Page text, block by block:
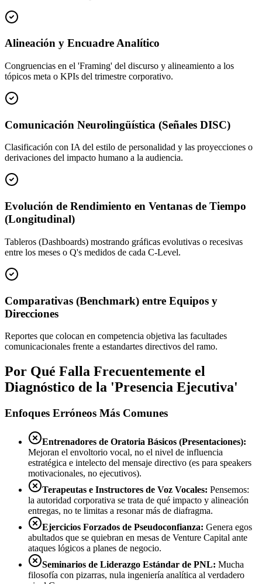
Alineación y Encuadre Analítico
Congruencias en el 'Framing' del discurso y alineamiento a los
tópicos meta o KPIs del trimestre corporativo.
Comunicación Neurolingüística (Señales DISC)
Clasificación con IA del estilo de personalidad y las proyecciones o
derivaciones del impacto humano a la audiencia.
Evolución de Rendimiento en Ventanas de Tiempo
(Longitudinal)
Tableros (Dashboards) mostrando gráficas evolutivas o recesivas
entre los meses o Q's medidos de cada C-Level.
Comparativas (Benchmark) entre Equipos y
Direcciones
Reportes que colocan en competencia objetiva las facultades
comunicacionales frente a estandartes directivos del ramo.
Por Qué Falla Frecuentemente el
Diagnóstico de la 'Presencia Ejecutiva'
Enfoques Erróneos Más Comunes
Entrenadores de Oratoria Básicos (Presentaciones):
Mejoran el envoltorio vocal, no el nivel de influencia
estratégica e intelecto del mensaje directivo (es para speakers
motivacionales, no ejecutivos).
Terapeutas e Instructores de Voz Vocales: Pensemos:
la autoridad corporativa se trata de qué impacto y alineación
entregas, no te limitas a resonar más de diafragma.
Ejercicios Forzados de Pseudoconfianza: Genera egos
abultados que se quiebran en mesas de Venture Capital ante
ataques lógicos a planes de negocio.
Seminarios de Liderazgo Estándar de PNL: Mucha
filosofía con pizarras, nula ingeniería analítica al verdadero